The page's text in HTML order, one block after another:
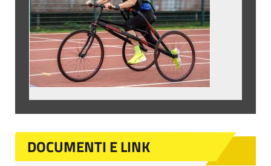
DOCUMENTI E LINK